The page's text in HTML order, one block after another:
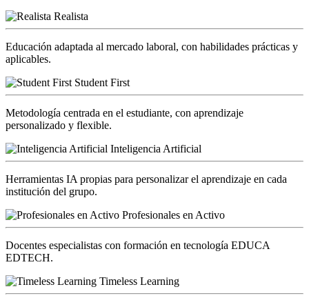
Realista
Educación adaptada al mercado laboral, con habilidades prácticas y
aplicables.
Student First
Metodología centrada en el estudiante, con aprendizaje
personalizado y flexible.
Inteligencia Artificial
Herramientas IA propias para personalizar el aprendizaje en cada
institución del grupo.
Profesionales en Activo
Docentes especialistas con formación en tecnología EDUCA
EDTECH.
Timeless Learning